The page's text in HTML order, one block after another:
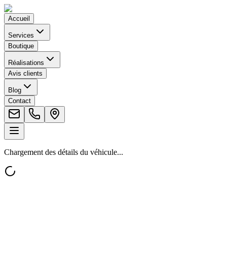
Accueil
Services
Boutique
Réalisations
Avis clients
Blog
Contact
Chargement des détails du véhicule...